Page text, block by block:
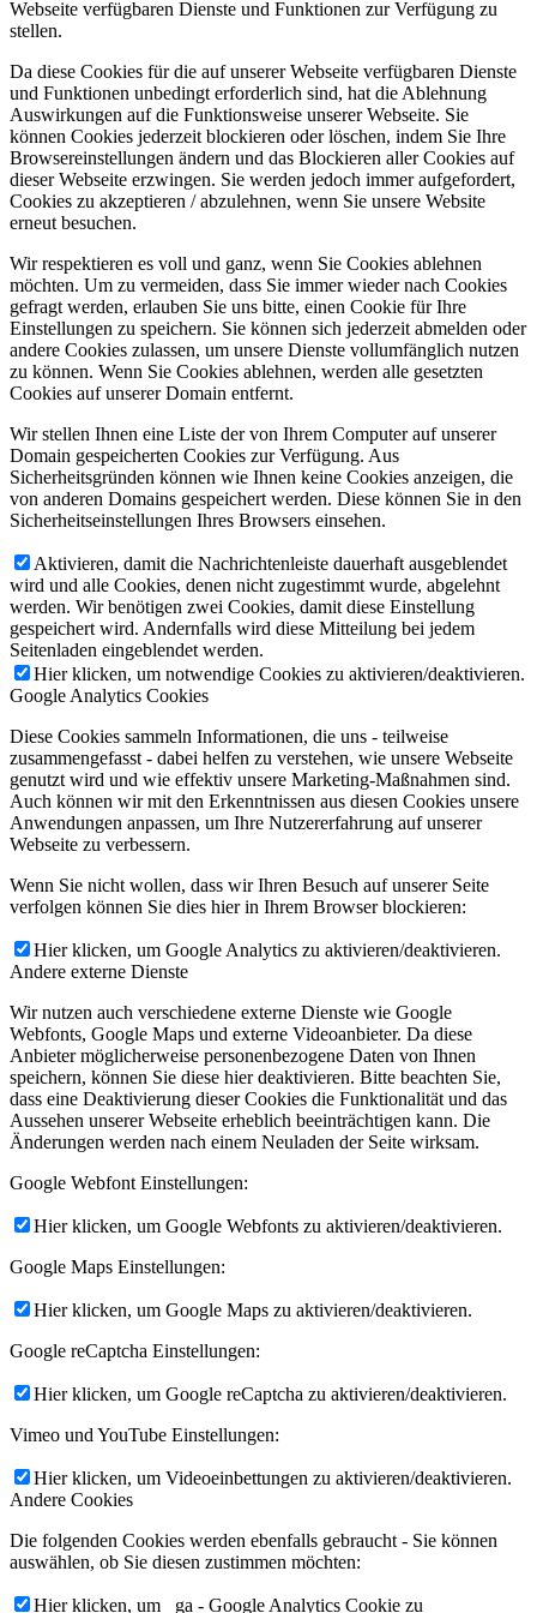
Webseite verfügbaren Dienste und Funktionen zur Verfügung zu
stellen.
Da diese Cookies für die auf unserer Webseite verfügbaren Dienste
und Funktionen unbedingt erforderlich sind, hat die Ablehnung
Auswirkungen auf die Funktionsweise unserer Webseite. Sie
können Cookies jederzeit blockieren oder löschen, indem Sie Ihre
Browsereinstellungen ändern und das Blockieren aller Cookies auf
dieser Webseite erzwingen. Sie werden jedoch immer aufgefordert,
Cookies zu akzeptieren / abzulehnen, wenn Sie unsere Website
erneut besuchen.
Wir respektieren es voll und ganz, wenn Sie Cookies ablehnen
möchten. Um zu vermeiden, dass Sie immer wieder nach Cookies
gefragt werden, erlauben Sie uns bitte, einen Cookie für Ihre
Einstellungen zu speichern. Sie können sich jederzeit abmelden oder
andere Cookies zulassen, um unsere Dienste vollumfänglich nutzen
zu können. Wenn Sie Cookies ablehnen, werden alle gesetzten
Cookies auf unserer Domain entfernt.
Wir stellen Ihnen eine Liste der von Ihrem Computer auf unserer
Domain gespeicherten Cookies zur Verfügung. Aus
Sicherheitsgründen können wie Ihnen keine Cookies anzeigen, die
von anderen Domains gespeichert werden. Diese können Sie in den
Sicherheitseinstellungen Ihres Browsers einsehen.
Aktivieren, damit die Nachrichtenleiste dauerhaft ausgeblendet
wird und alle Cookies, denen nicht zugestimmt wurde, abgelehnt
werden. Wir benötigen zwei Cookies, damit diese Einstellung
gespeichert wird. Andernfalls wird diese Mitteilung bei jedem
Seitenladen eingeblendet werden.
Hier klicken, um notwendige Cookies zu aktivieren/deaktivieren.
Google Analytics Cookies
Diese Cookies sammeln Informationen, die uns - teilweise
zusammengefasst - dabei helfen zu verstehen, wie unsere Webseite
genutzt wird und wie effektiv unsere Marketing-Maßnahmen sind.
Auch können wir mit den Erkenntnissen aus diesen Cookies unsere
Anwendungen anpassen, um Ihre Nutzererfahrung auf unserer
Webseite zu verbessern.
Wenn Sie nicht wollen, dass wir Ihren Besuch auf unserer Seite
verfolgen können Sie dies hier in Ihrem Browser blockieren:
Hier klicken, um Google Analytics zu aktivieren/deaktivieren.
Andere externe Dienste
Wir nutzen auch verschiedene externe Dienste wie Google
Webfonts, Google Maps und externe Videoanbieter. Da diese
Anbieter möglicherweise personenbezogene Daten von Ihnen
speichern, können Sie diese hier deaktivieren. Bitte beachten Sie,
dass eine Deaktivierung dieser Cookies die Funktionalität und das
Aussehen unserer Webseite erheblich beeinträchtigen kann. Die
Änderungen werden nach einem Neuladen der Seite wirksam.
Google Webfont Einstellungen:
Hier klicken, um Google Webfonts zu aktivieren/deaktivieren.
Google Maps Einstellungen:
Hier klicken, um Google Maps zu aktivieren/deaktivieren.
Google reCaptcha Einstellungen:
Hier klicken, um Google reCaptcha zu aktivieren/deaktivieren.
Vimeo und YouTube Einstellungen:
Hier klicken, um Videoeinbettungen zu aktivieren/deaktivieren.
Andere Cookies
Die folgenden Cookies werden ebenfalls gebraucht - Sie können
auswählen, ob Sie diesen zustimmen möchten:
Hier klicken, um _ga - Google Analytics Cookie zu